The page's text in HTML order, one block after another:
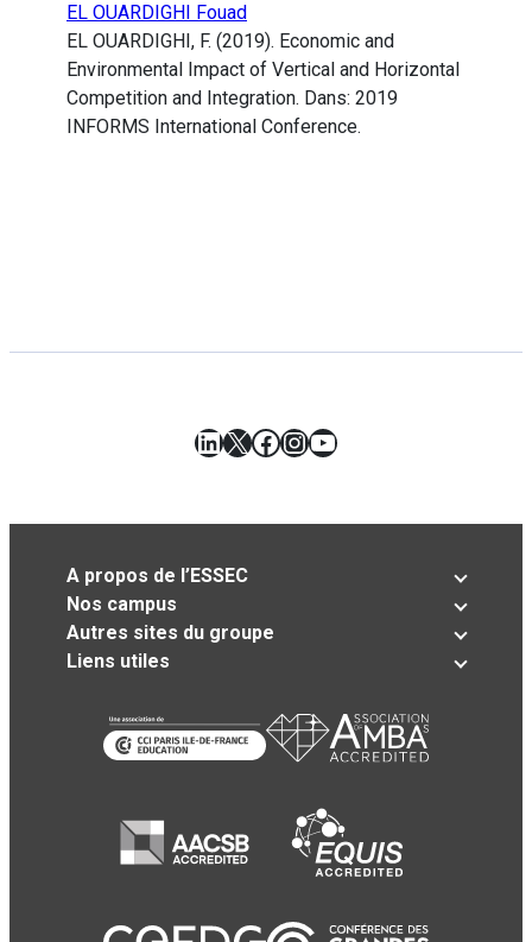
EL OUARDIGHI Fouad
EL OUARDIGHI, F. (2019). Economic and
Environmental Impact of Vertical and Horizontal
Competition and Integration. Dans: 2019
INFORMS International Conference.
LinkedIn
X Facebook
Instagram
YouTube
A propos de l’ESSEC
Nos campus
Autres sites du groupe
Liens utiles